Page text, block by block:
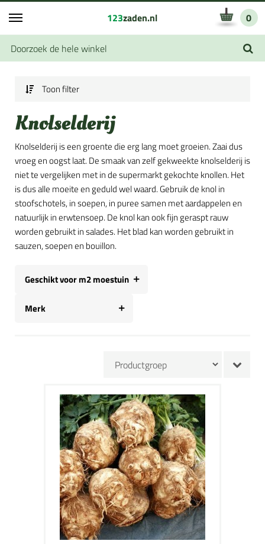
123zaden.nl 0
Toon filter
Knolselderij
Knolselderij is een groente die erg lang moet groeien. Zaai dus
vroeg en oogst laat. De smaak van zelf gekweekte knolselderij is
niet te vergelijken met in de supermarkt gekochte knollen. Het
is dus alle moeite en geduld wel waard. Gebruik de knol in
stoofschotels, in soepen, in puree samen met aardappelen en
natuurlijk in erwtensoep. De knol kan ook fijn geraspt rauw
worden gebruikt in salades. Het blad kan worden gebruikt in
sauzen, soepen en bouillon.
Geschikt voor m2 moestuin
Merk